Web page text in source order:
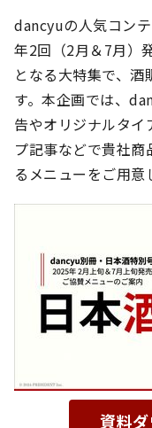
dancyuの人気コン
年2回（2月＆7月）
となる大特集で、
す。本企画では、
告やオリジナルタイ
プ記事などで貴社
るメニューをご用意
資料